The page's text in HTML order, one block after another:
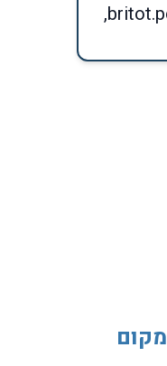
britot.portal@gmail.com,